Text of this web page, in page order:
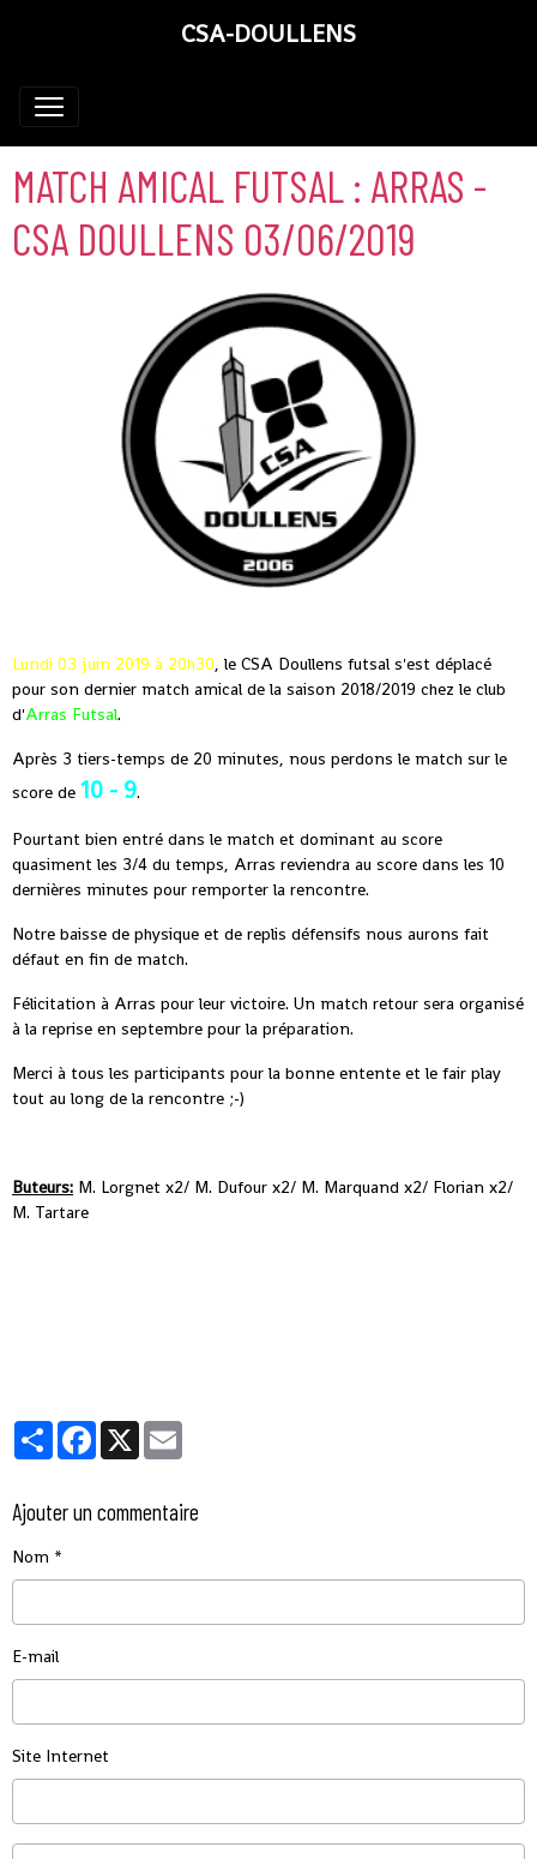
CSA-DOULLENS
MATCH AMICAL FUTSAL : ARRAS -
CSA DOULLENS 03/06/2019
Lundi 03 juin 2019 à 20h30, le CSA Doullens futsal s'est déplacé
pour son dernier match amical de la saison 2018/2019 chez le club
d'Arras Futsal.
Après 3 tiers-temps de 20 minutes, nous perdons le match sur le
score de 10 - 9.
Pourtant bien entré dans le match et dominant au score
quasiment les 3/4 du temps, Arras reviendra au score dans les 10
dernières minutes pour remporter la rencontre.
Notre baisse de physique et de replis défensifs nous aurons fait
défaut en fin de match.
Félicitation à Arras pour leur victoire. Un match retour sera organisé
à la reprise en septembre pour la préparation.
Merci à tous les participants pour la bonne entente et le fair play
tout au long de la rencontre ;-)
Buteurs: M. Lorgnet x2/ M. Dufour x2/ M. Marquand x2/ Florian x2/
M. Tartare
PartagerFacebook
X
Ajouter un commentaire
Nom
E-mail
Site Internet